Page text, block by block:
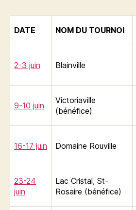
DATE NOM DU TOURNOI
2-3 juin Blainville
9-10 juin
Victoriaville
(bénéfice)
16-17 juin Domaine Rouville
23-24
juin
Lac Cristal, St-
Rosaire (bénéfice)